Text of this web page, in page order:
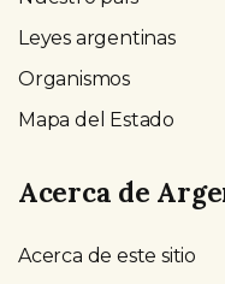
Leyes argentinas
Organismos
Mapa del Estado
Acerca de
Acerca de este sitio